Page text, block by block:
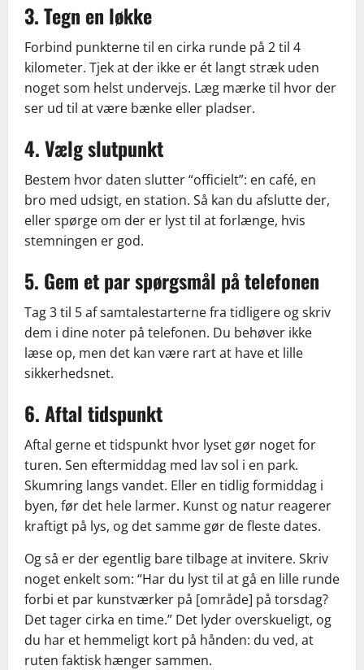
3. Tegn en løkke
Forbind punkterne til en cirka runde på 2 til 4
kilometer. Tjek at der ikke er ét langt stræk uden
noget som helst undervejs. Læg mærke til hvor der
ser ud til at være bænke eller pladser.
4. Vælg slutpunkt
Bestem hvor daten slutter “officielt”: en café, en
bro med udsigt, en station. Så kan du afslutte der,
eller spørge om der er lyst til at forlænge, hvis
stemningen er god.
5. Gem et par spørgsmål på telefonen
Tag 3 til 5 af samtalestarterne fra tidligere og skriv
dem i dine noter på telefonen. Du behøver ikke
læse op, men det kan være rart at have et lille
sikkerhedsnet.
6. Aftal tidspunkt
Aftal gerne et tidspunkt hvor lyset gør noget for
turen. Sen eftermiddag med lav sol i en park.
Skumring langs vandet. Eller en tidlig formiddag i
byen, før det hele larmer. Kunst og natur reagerer
kraftigt på lys, og det samme gør de fleste dates.
Og så er der egentlig bare tilbage at invitere. Skriv
noget enkelt som: “Har du lyst til at gå en lille runde
forbi et par kunstværker på [område] på torsdag?
Det tager cirka en time.” Det lyder overskueligt, og
du har et hemmeligt kort på hånden: du ved, at
ruten faktisk hænger sammen.